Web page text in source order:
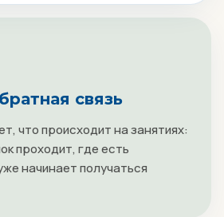
связь
что происходит на занятиях:
проходит, где есть
начинает получаться